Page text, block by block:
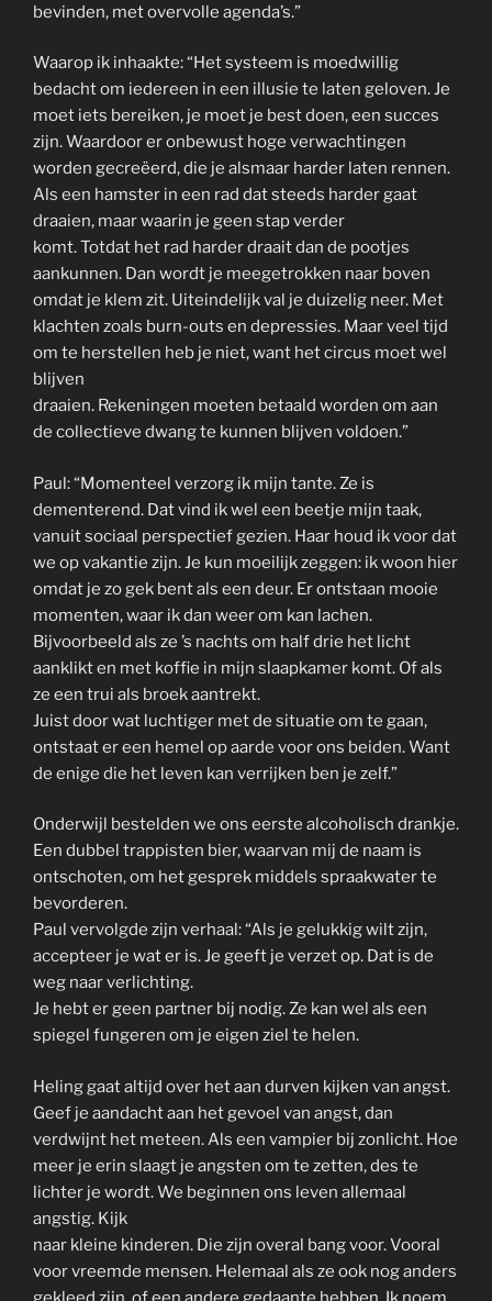
bevinden, met overvolle agenda’s.”
Waarop ik inhaakte: “Het systeem is moedwillig
bedacht om iedereen in een illusie te laten geloven. Je
moet iets bereiken, je moet je best doen, een succes
zijn. Waardoor er onbewust hoge verwachtingen
worden gecreëerd, die je alsmaar harder laten rennen.
Als een hamster in een rad dat steeds harder gaat
draaien, maar waarin je geen stap verder
komt. Totdat het rad harder draait dan de pootjes
aankunnen. Dan wordt je meegetrokken naar boven
omdat je klem zit. Uiteindelijk val je duizelig neer. Met
klachten zoals burn-outs en depressies. Maar veel tijd
om te herstellen heb je niet, want het circus moet wel
blijven
draaien. Rekeningen moeten betaald worden om aan
de collectieve dwang te kunnen blijven voldoen.”
Paul: “Momenteel verzorg ik mijn tante. Ze is
dementerend. Dat vind ik wel een beetje mijn taak,
vanuit sociaal perspectief gezien. Haar houd ik voor dat
we op vakantie zijn. Je kun moeilijk zeggen: ik woon hier
omdat je zo gek bent als een deur. Er ontstaan mooie
momenten, waar ik dan weer om kan lachen.
Bijvoorbeeld als ze ’s nachts om half drie het licht
aanklikt en met koffie in mijn slaapkamer komt. Of als
ze een trui als broek aantrekt.
Juist door wat luchtiger met de situatie om te gaan,
ontstaat er een hemel op aarde voor ons beiden. Want
de enige die het leven kan verrijken ben je zelf.”
Onderwijl bestelden we ons eerste alcoholisch drankje.
Een dubbel trappisten bier, waarvan mij de naam is
ontschoten, om het gesprek middels spraakwater te
bevorderen.
Paul vervolgde zijn verhaal: “Als je gelukkig wilt zijn,
accepteer je wat er is. Je geeft je verzet op. Dat is de
weg naar verlichting.
Je hebt er geen partner bij nodig. Ze kan wel als een
spiegel fungeren om je eigen ziel te helen.
Heling gaat altijd over het aan durven kijken van angst.
Geef je aandacht aan het gevoel van angst, dan
verdwijnt het meteen. Als een vampier bij zonlicht. Hoe
meer je erin slaagt je angsten om te zetten, des te
lichter je wordt. We beginnen ons leven allemaal
angstig. Kijk
naar kleine kinderen. Die zijn overal bang voor. Vooral
voor vreemde mensen. Helemaal als ze ook nog anders